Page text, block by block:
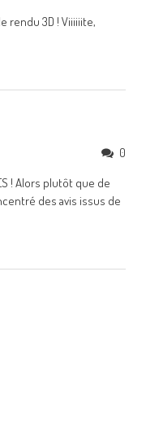
rendu 3D ! Viiiiiite,
0
! Alors plutôt que de
des avis issus de